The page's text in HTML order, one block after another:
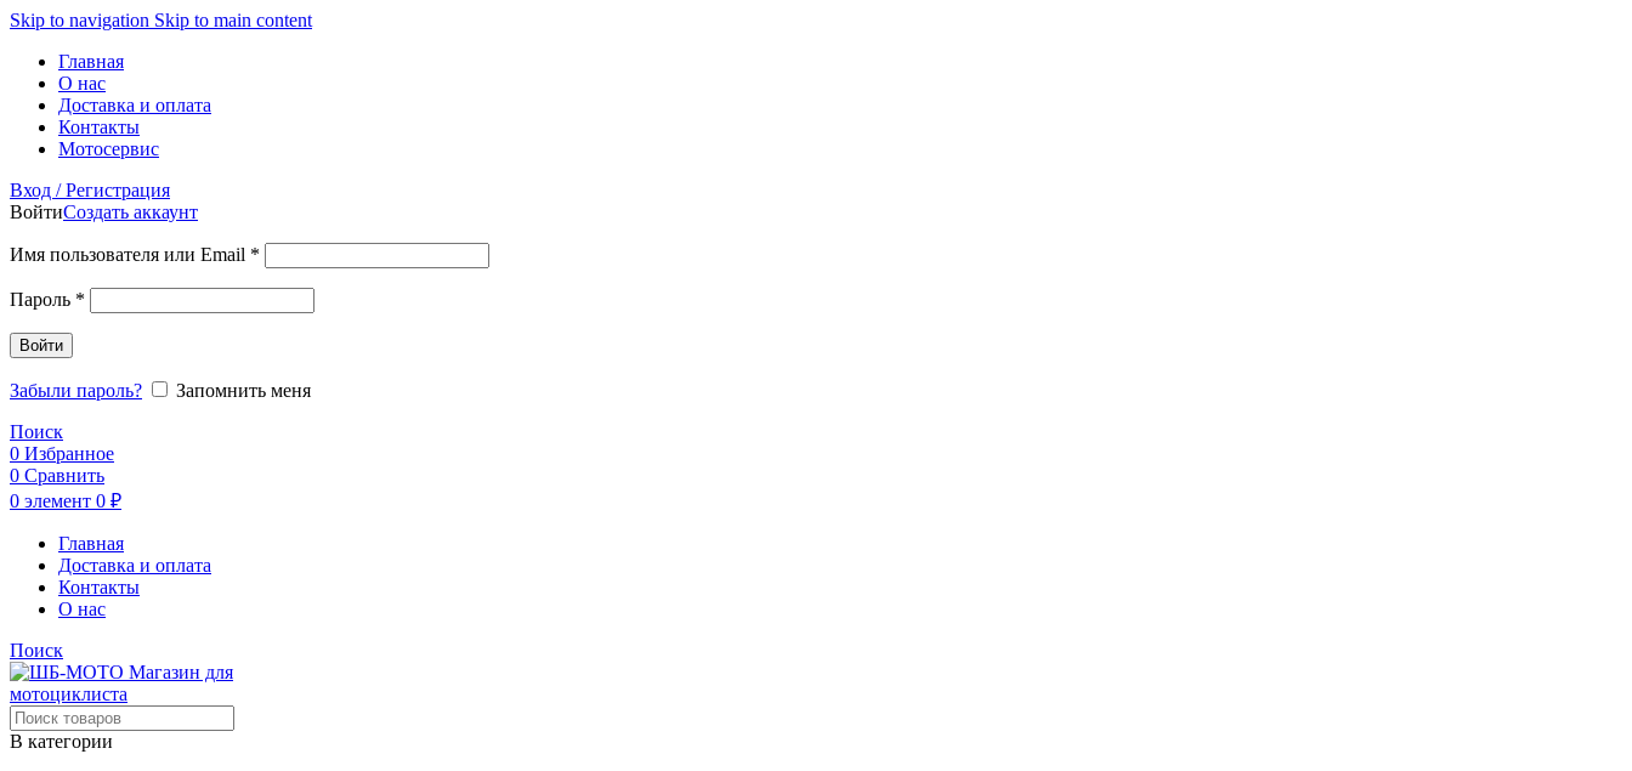
Skip to navigation Skip to main content
Главная
О нас
Доставка и оплата
Контакты
Мотосервис
Вход / Регистрация
ВойтиСоздать аккаунт
Имя пользователя или Email *
Пароль *
Войти
Забыли пароль?
Запомнить меня
Поиск
0 Избранное
0 Сравнить
0 элемент 0 ₽
Главная
Доставка и оплата
Контакты
О нас
Поиск
В категории